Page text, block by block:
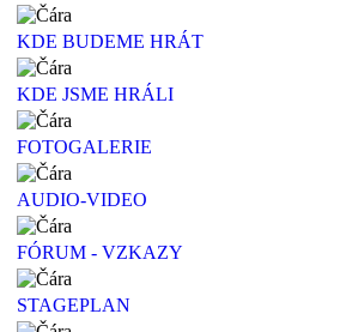
KDE BUDEME HRÁT
KDE JSME HRÁLI
FOTOGALERIE
AUDIO-VIDEO
FÓRUM - VZKAZY
STAGEPLAN